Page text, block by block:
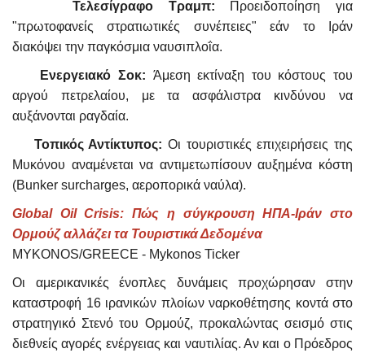
Τελεσίγραφο Τραμπ: Προειδοποίηση για
"πρωτοφανείς στρατιωτικές συνέπειες" εάν το Ιράν
διακόψει την παγκόσμια ναυσιπλοΐα.
Ενεργειακό Σοκ: Άμεση εκτίναξη του κόστους του
αργού πετρελαίου, με τα ασφάλιστρα κινδύνου να
αυξάνονται ραγδαία.
Τοπικός Αντίκτυπος: Οι τουριστικές επιχειρήσεις της
Μυκόνου αναμένεται να αντιμετωπίσουν αυξημένα κόστη
(Bunker surcharges, αεροπορικά ναύλα).
Global Oil Crisis: Πώς η σύγκρουση ΗΠΑ-Ιράν στο
Ορμούζ αλλάζει τα Τουριστικά Δεδομένα
MYKONOS/GREECE - Mykonos Ticker
Οι αμερικανικές ένοπλες δυνάμεις προχώρησαν στην
καταστροφή 16 ιρανικών πλοίων ναρκοθέτησης κοντά στο
στρατηγικό Στενό του Ορμούζ, προκαλώντας σεισμό στις
διεθνείς αγορές ενέργειας και ναυτιλίας. Αν και ο Πρόεδρος